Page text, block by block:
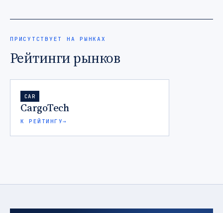
ПРИСУТСТВУЕТ НА РЫНКАХ
Рейтинги рынков
CAR
CargoTech
К РЕЙТИНГУ→